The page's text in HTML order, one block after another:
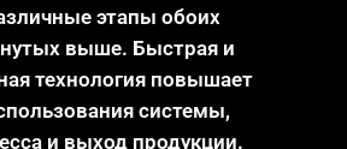
этапы обоих
выше. Быстрая и
технология повышает
системы,
и выход продукции.